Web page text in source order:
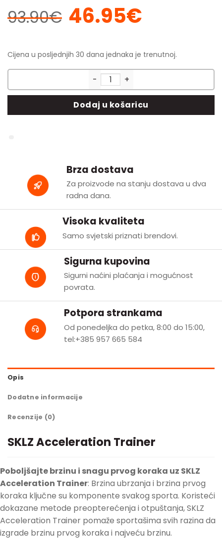
93.90€ Izvorna
cijena
je:
93.90€.
46.95€Trenutna
46.95€.
Cijena u posljednjih 30 dana jednaka je trenutnoj.
SKLZ Acceleration Trainer
Dodaj u košaricu
Brza dostava
Za proizvode na stanju dostava u dva
radna dana.
Visoka kvaliteta
Samo svjetski priznati brendovi.
Sigurna kupovina
Sigurni naćini plaćanja i mogućnost
povrata.
Potpora strankama
Od ponedeljka do petka, 8:00 do 15:00,
tel:+385 957 665 584
Opis
Dodatne informacije
Recenzije (0)
SKLZ Acceleration Trainer
Poboljšajte brzinu i snagu prvog koraka uz SKLZ
Acceleration Trainer: Brzina ubrzanja i brzina prvog
koraka ključne su komponente svakog sporta. Koristeći
dokazane metode preopterećenja i otpuštanja, SKLZ
Acceleration Trainer pomaže sportašima svih razina da
izgrade brzinu prvog koraka i najveću brzinu.